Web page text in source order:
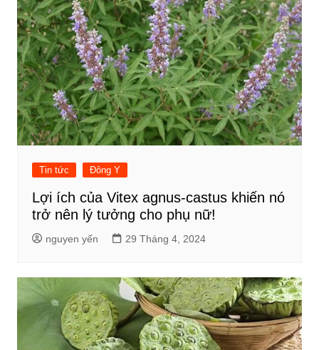
Tin tức Đông Y
Lợi ích của Vitex agnus-castus khiến nó
trở nên lý tưởng cho phụ nữ!
nguyen yến 29 Tháng 4, 2024